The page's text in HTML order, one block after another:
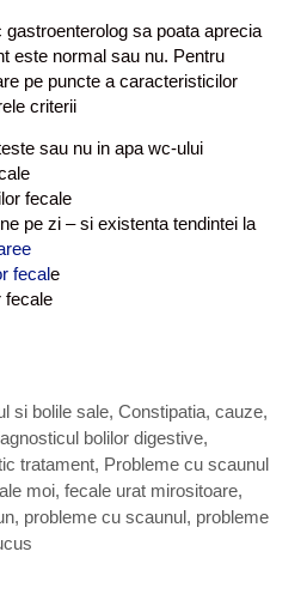
sa poata aprecia
este normal sau nu. Pentru
pe puncte a caracteristicilor
criterii
sau nu in apa wc-ului
fecale
pe zi – si existenta tendintei la
fecale
fecale
si bolile sale, Constipatia, cauze,
bolilor digestive,
tratament, Probleme cu scaunul
moi, fecale urat mirositoare,
, probleme cu scaunul, probleme